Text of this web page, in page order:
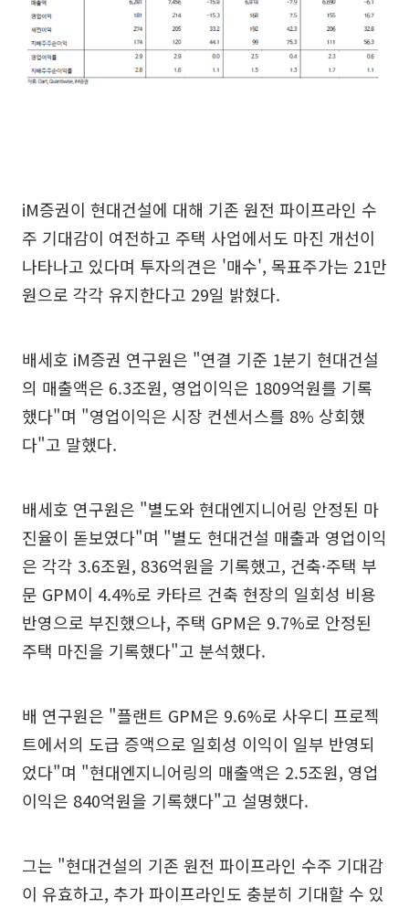
iM증권이 현대건설에 대해 기존 원전 파이프라인 수
주 기대감이 여전하고 주택 사업에서도 마진 개선이
나타나고 있다며 투자의견은 '매수', 목표주가는 21만
원으로 각각 유지한다고 29일 밝혔다.
배세호 iM증권 연구원은 "연결 기준 1분기 현대건설
의 매출액은 6.3조원, 영업이익은 1809억원를 기록
했다"며 "영업이익은 시장 컨센서스를 8% 상회했
다"고 말했다.
배세호 연구원은 "별도와 현대엔지니어링 안정된 마
진율이 돋보였다"며 "별도 현대건설 매출과 영업이익
은 각각 3.6조원, 836억원을 기록했고, 건축·주택 부
문 GPM이 4.4%로 카타르 건축 현장의 일회성 비용
반영으로 부진했으나, 주택 GPM은 9.7%로 안정된
주택 마진을 기록했다"고 분석했다.
배 연구원은 "플랜트 GPM은 9.6%로 사우디 프로젝
트에서의 도급 증액으로 일회성 이익이 일부 반영되
었다"며 "현대엔지니어링의 매출액은 2.5조원, 영업
이익은 840억원을 기록했다"고 설명했다.
그는 "현대건설의 기존 원전 파이프라인 수주 기대감
이 유효하고, 추가 파이프라인도 충분히 기대할 수 있